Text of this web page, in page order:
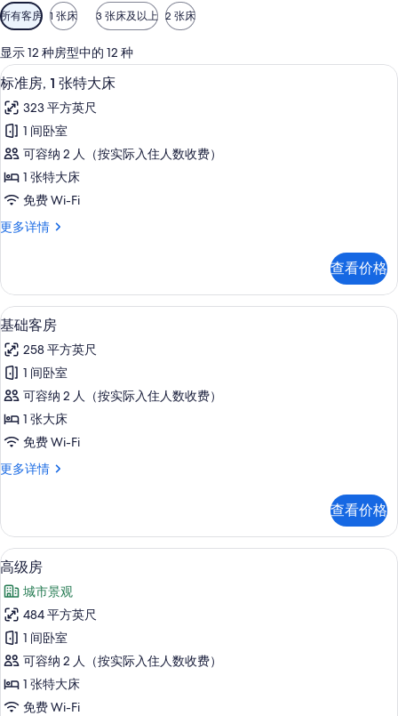
可
用
的
客
房
筛
选
条
所有客房 1 张床 3 张床及以上 2 张床
显示 12 种房型中的 12 种
显
示
标
准
房,
1
张
特
床
的
所
有
照
片
标准房, 1 张特大床 | 高档床上用品、
3
标准房, 1 张特大床
323 平方英尺
1 间卧室
可容纳 2 人（按实际入住人数收费）
1 张特大床
免费 Wi-Fi
更多详情
标
张
特
大
更
多
信
息
查看价格
显
示
基
础
客
房
所
照
片
基础客房 | 高档床上用品、羽绒被、
4
基础客房
258 平方英尺
1 间卧室
可容纳 2 人（按实际入住人数收费）
1 张大床
免费 Wi-Fi
更多详情
基
更
多
信
查看价格
显
示
高
级
房
的
所
高级房 | 高档床上用品、羽绒被、迷
3
高级房
城市景观
484 平方英尺
1 间卧室
可容纳 2 人（按实际入住人数收费）
1 张特大床
免费 Wi-Fi